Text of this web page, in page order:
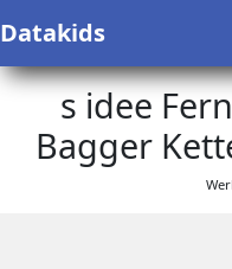
Datakids
s idee
Bagger